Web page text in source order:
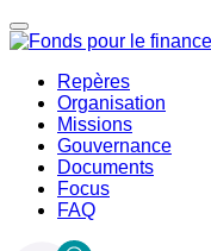
Repères
Organisation
Missions
Gouvernance
Documents
Focus
FAQ